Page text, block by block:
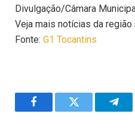
Divulgação/Câmara
Veja mais notícias da região
Fonte: G1 Tocantins
FacebookTwitter